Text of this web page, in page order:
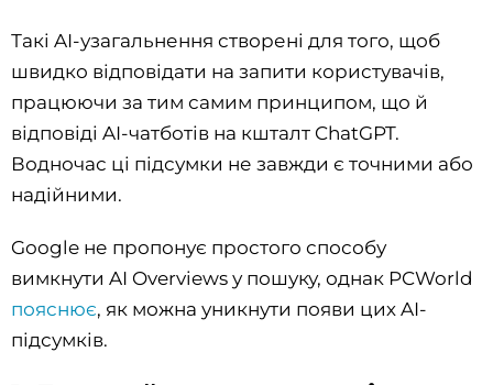
Такі AI-узагальнення створені для того, щоб
швидко відповідати на запити користувачів,
працюючи за тим самим принципом, що й
відповіді AI-чатботів на кшталт ChatGPT.
Водночас ці підсумки не завжди є точними або
надійними.
Google не пропонує простого способу
вимкнути AI Overviews у пошуку, однак PCWorld
пояснює, як можна уникнути появи цих AI-
підсумків.